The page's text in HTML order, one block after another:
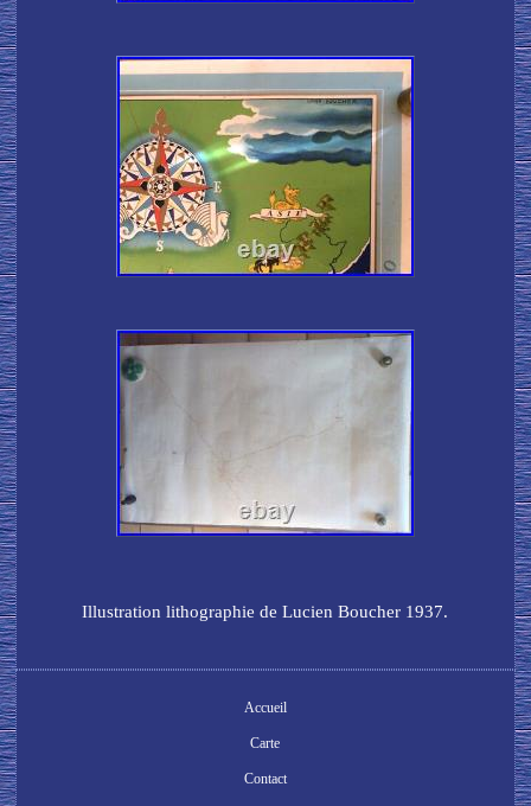
Illustration lithographie de Lucien Boucher 1937.
Accueil
Carte
Contact